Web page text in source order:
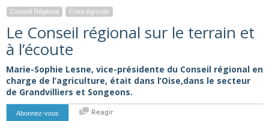
Conseil Régional Crise Agricole
Le Conseil régional sur le terrain et
à l’écoute
Marie-Sophie Lesne, vice-présidente du Conseil régional en
charge de l’agriculture, était dans l’Oise,dans le secteur
de Grandvilliers et Songeons.
Abonnez-vous Reagir